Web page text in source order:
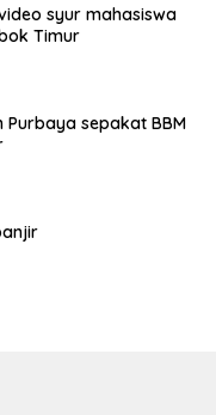
syur mahasiswa
Timur
Purbaya sepakat BBM